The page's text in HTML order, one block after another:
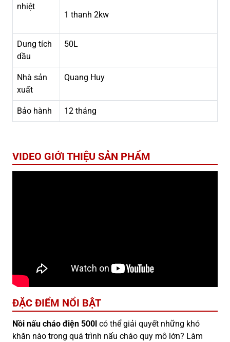
nhiệt
1 thanh 2kw
Dung tích
dầu
50L
Nhà sản
xuất
Quang Huy
Bảo hành 12 tháng
VIDEO GIỚI THIỆU SẢN PHẨM
ĐẶC ĐIỂM NỔI BẬT
Nồi nấu cháo điện 500l có thể giải quyết những khó
khăn nào trong quá trình nấu cháo quy mô lớn? Làm